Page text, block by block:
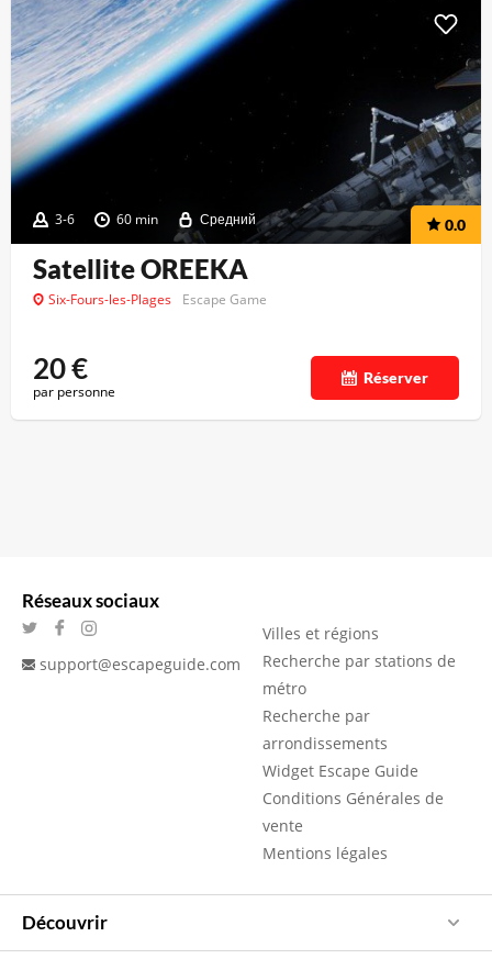
3-6 60 min Средний 0.0
Satellite OREEKA
Six-Fours-les-Plages Escape Game
20€
par personne
Réserver
Réseaux sociaux
support@escapeguide.com
Villes et régions
Recherche par stations de
métro
Recherche par
arrondissements
Widget Escape Guide
Conditions Générales de
vente
Mentions légales
Découvrir